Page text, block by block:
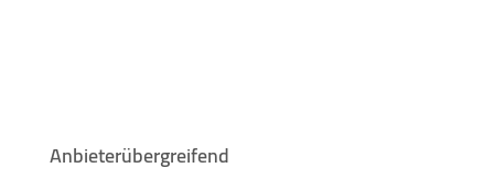
Anbieterübergreifend